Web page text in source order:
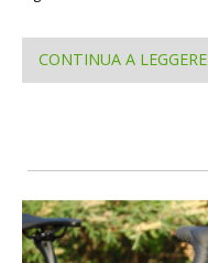
CONTINUA A LEGGERE